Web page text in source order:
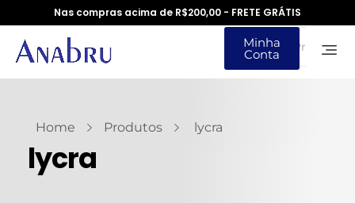
Nas compras acima de R$200,00 - FRETE GRÁTIS
Minha
Conta
Home Produtos lycra
lycra